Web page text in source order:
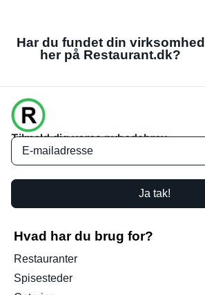
Har du fundet din virksomhed
her på Restaurant.dk?
Tilmeld dig vores nyhedsbrev
Ja tak!
Hvad har du brug for?
Restauranter
Spisesteder